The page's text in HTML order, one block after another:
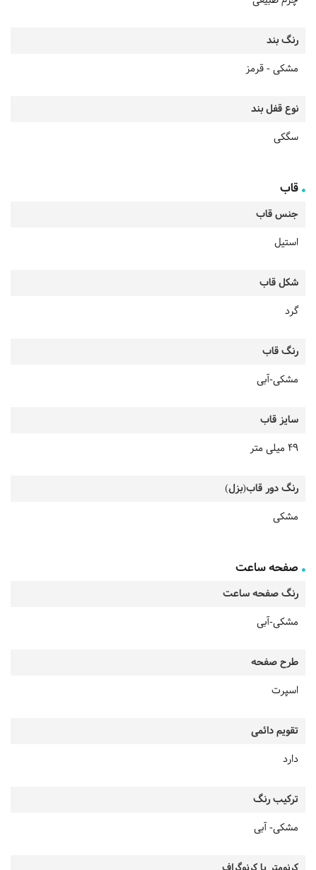
رنگ بند
مشکی - قرمز
نوع قفل بند
سگکی
قاب
جنس قاب
استیل
شکل قاب
گرد
رنگ قاب
مشکی-آبی
سایز قاب
49 میلی متر
رنگ دور قاب(بزل)
مشکی
صفحه ساعت
رنگ صفحه ساعت
مشکی-آبی
طرح صفحه
اسپرت
تقویم دائمی
دارد
ترکیب رنگ
مشکی- آبی